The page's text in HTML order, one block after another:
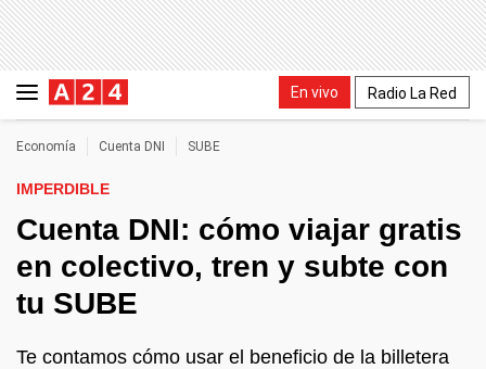
En vivo Radio La Red
Economía Cuenta DNI SUBE
IMPERDIBLE
Cuenta DNI: cómo viajar gratis
en colectivo, tren y subte con
tu SUBE
Te contamos cómo usar el beneficio de la billetera